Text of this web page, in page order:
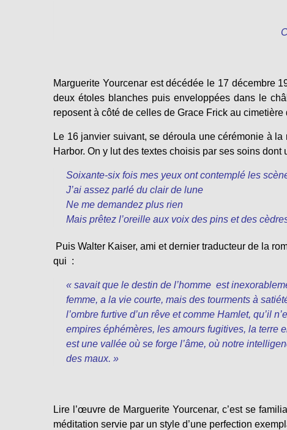
Marguerite Yourcenar est décédée le 17 décembre
deux étoles blanches puis enveloppées dans le
reposent à côté de celles de Grace Frick au
Le 16 janvier suivant, se déroula une cérémonie à
Harbor. On y lut des textes choisis par ses soins
Soixante-six fois mes yeux ont contemplé les
J’ai assez parlé du clair de lune
Ne me demandez plus rien
Mais prêtez l’oreille aux voix des pins et des
Puis Walter Kaiser, ami et dernier traducteur de la
qui :
« savait que le destin de l’homme est
femme, a la vie courte, mais des tourments à
l’ombre furtive d’un rêve et comme Hamlet, qu’il
empires éphémères, les amours fugitives, la
est une vallée où se forge l’âme, où notre
des maux. »
Lire l’œuvre de Marguerite Yourcenar, c’est se
méditation servie par un style d’une perfection